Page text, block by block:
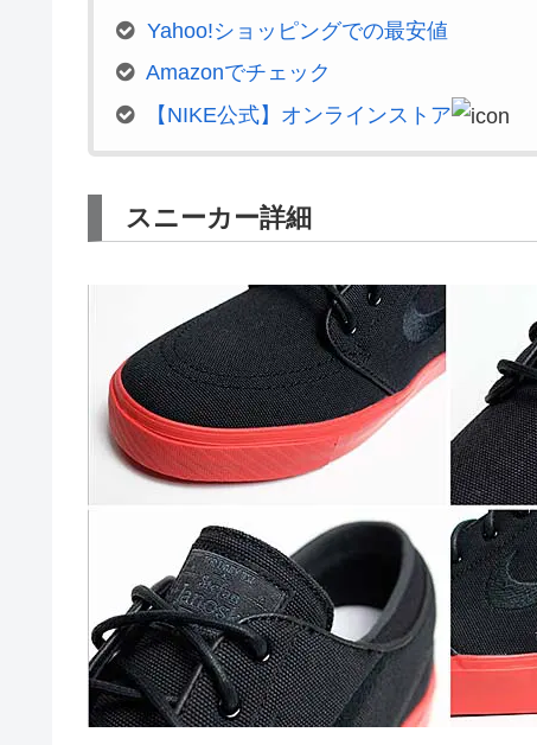
Yahoo!ショッピングでの最安値
Amazonでチェック
【NIKE公式】オンラインストア
スニーカー詳細